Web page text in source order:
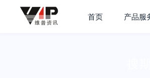
首页 产品服